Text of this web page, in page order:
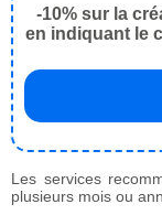
-10% sur la
en indiquant le
Les services
plusieurs mois ou